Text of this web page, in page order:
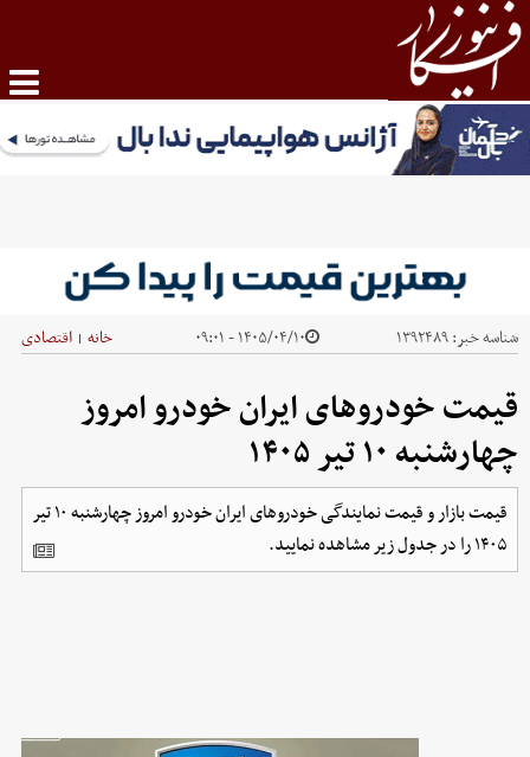
شناسه خبر:۱۳۹۲۴۸۹ ۱۴۰۵/۰۴/۱۰ - ۰۹:۰۱ خانه | اقتصادی
قیمت خودرو‌های ایران خودرو امروز
چهارشنبه ۱۰ تیر ۱۴۰۵
قیمت بازار و قیمت نمایندگی خودرو‌های ایران خودرو امروز چهارشنبه ۱۰ تیر
۱۴۰۵ را در جدول زیر مشاهده نمایید.